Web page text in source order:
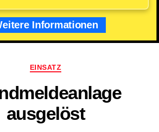
Informationen
Kategorien
EINSATZ
ausgelöst